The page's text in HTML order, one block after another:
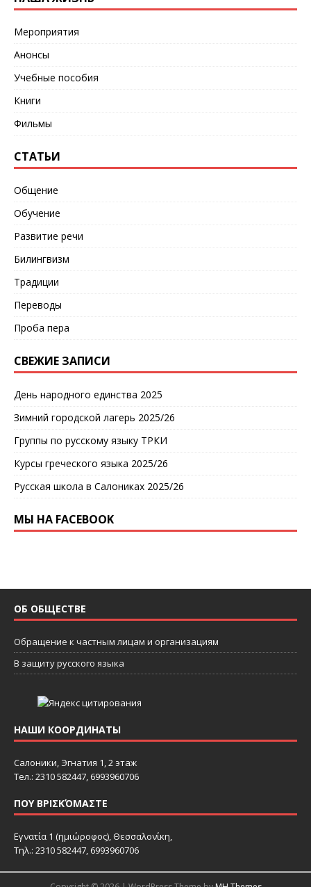
Мероприятия
Анонсы
Учебные пособия
Книги
Фильмы
СТАТЬИ
Общение
Обучение
Развитие речи
Билингвизм
Традиции
Переводы
Проба пера
СВЕЖИЕ ЗАПИСИ
День народного единства 2025
Зимний городской лагерь 2025/26
Группы по русскому языку ТРКИ
Курсы греческого языка 2025/26
Русская школа в Салониках 2025/26
МЫ НА FACEBOOK
ОБ ОБЩЕСТВЕ
Обращение к частным лицам и организациям
В защиту русского языка
НАШИ КООРДИНАТЫ
Салоники, Эгнатия 1, 2 этаж
Тел.: 2310 582447, 6993960706
ΠΟΥ ΒΡΙΣΚΌΜΑΣΤΕ
Εγνατία 1 (ημιώροφος), Θεσσαλονίκη,
Τηλ.: 2310 582447, 6993960706